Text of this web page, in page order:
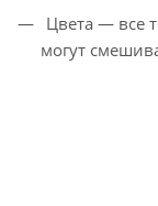
Цвета — все
могут